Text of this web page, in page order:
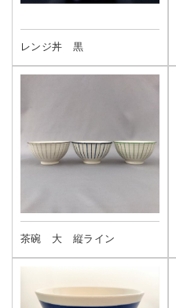
レンジ丼 黒
茶碗 大 縦ライン